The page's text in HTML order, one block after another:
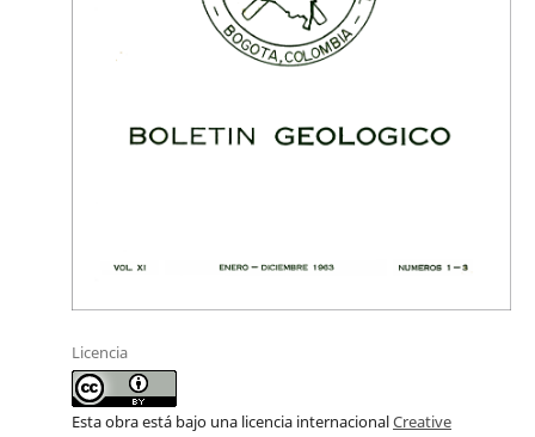
Licencia
Esta obra está bajo una licencia internacionalCreative